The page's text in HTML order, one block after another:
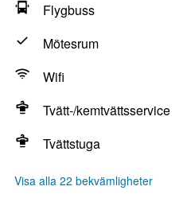
Flygbuss
Mötesrum
Wifi
Tvätt-/kemtvättsservice
Tvättstuga
Visa alla 22 bekvämligheter